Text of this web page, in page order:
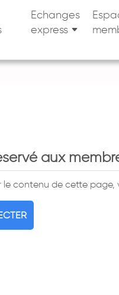
Echanges
express
aux
le contenu de cette page,